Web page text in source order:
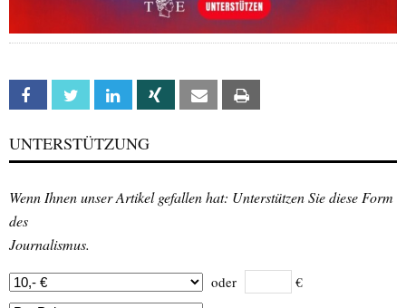
Facebook Twitter Linkedin Xing Email
UNTERSTÜTZUNG
Wenn Ihnen unser Artikel gefallen hat: Unterstützen Sie diese Form
des
Journalismus.
oder €